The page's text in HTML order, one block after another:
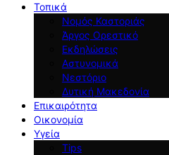
Τοπικά
Νομός Καστοριάς
Άργος Ορεστικό
Εκδηλώσεις
Αστυνομικά
Νεστόριο
Δυτική Μακεδονία
Επικαιρότητα
Οικονομία
Υγεία
Tips